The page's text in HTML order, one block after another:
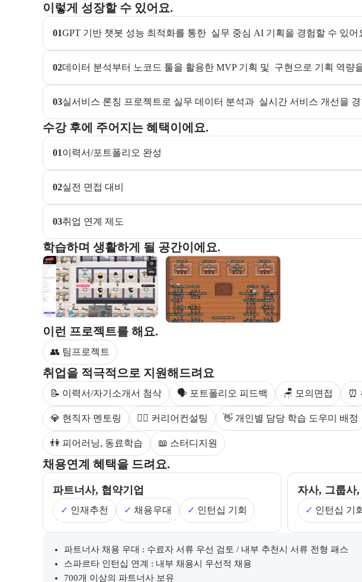
이렇게 성장할 수 있어요.
이 교육과정에서 성취할 수 있는 목표를 항목으로 안내한다. 더보기 버튼으로
01GPT 기반 챗봇 성능 최적화를 통한  실무 중심 AI 기획을 경험할 수 있어
02데이터 분석부터 노코드 툴을 활용한 MVP 기획 및  구현으로 기획 역량
03실서비스 론칭 프로젝트로 실무 데이터 분석과  실시간 서비스 개선을
수강 후에 주어지는 혜택이에요.
교육과정 수강 시 제공되는 혜택 목록을 안내한다.
01이력서/포트폴리오 완성
02실전 면접 대비
03취업 연계 제도
학습하며 생활하게 될 공간이에요.
부트캠프 교육 환경 사진을 목록으로 보여준다.
교육 환경 사진 목록
이런 프로젝트를 해요.
부트캠프 과정에서 진행하는 프로젝트 유형을 안내한다.
👥 팀프로젝트
취업을 적극적으로 지원해드려요
부트캠프 수강생을 대상으로 제공되는 취업 지원 서비스를 안내한다.
📝 이력서/자기소개서 첨삭 🗣 포트폴리오 피드백 🪑 모의면접 ⏰
💎 현직자 멘토링 💁‍♀️ 커리어컨설팅 👋 개인별 담당 학습 도우미 배정
👫 피어러닝, 동료학습 📖 스터디지원
채용연계 혜택을 드려요.
부트캠프의 채용 연계 기업 정보와 추가 안내 내용을 제공한다.
파트너사, 협약기업
✓ 인재추천 ✓ 채용우대 ✓ 인턴십 기회
자사, 그룹사
✓ 인턴십 기회
채용 연계와 관련된 추가 안내 내용을 마크다운 형식으로 제공한다.
파트너사 채용 우대 : 수료자 서류 우선 검토 / 내부 추천시 서류 전형 패스
스파르타 인턴십 연계 : 내부 채용시 우선적 채용
700개 이상의 파트너사 보유